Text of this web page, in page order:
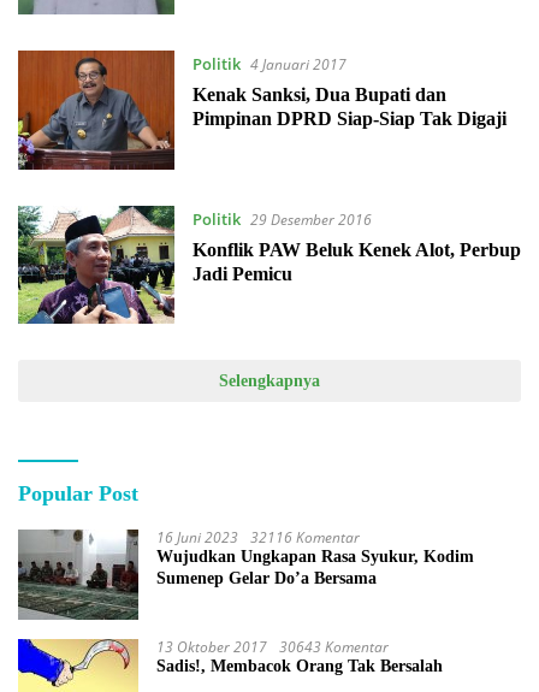
Politik 4 Januari 2017
Kenak Sanksi, Dua Bupati dan
Pimpinan DPRD Siap-Siap Tak Digaji
Politik 29 Desember 2016
Konflik PAW Beluk Kenek Alot, Perbup
Jadi Pemicu
Selengkapnya
Popular Post
16 Juni 2023 32116 Komentar
Wujudkan Ungkapan Rasa Syukur, Kodim
Sumenep Gelar Do’a Bersama
13 Oktober 2017 30643 Komentar
Sadis!, Membacok Orang Tak Bersalah